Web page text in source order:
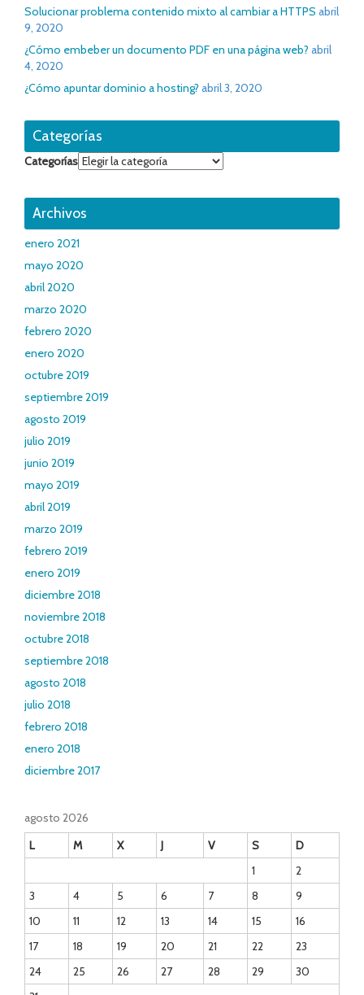
Solucionar problema contenido mixto al cambiar a HTTPS abril
9, 2020
¿Cómo embeber un documento PDF en una página web? abril
4, 2020
¿Cómo apuntar dominio a hosting? abril 3, 2020
Categorías
Categorías
Archivos
enero 2021
mayo 2020
abril 2020
marzo 2020
febrero 2020
enero 2020
octubre 2019
septiembre 2019
agosto 2019
julio 2019
junio 2019
mayo 2019
abril 2019
marzo 2019
febrero 2019
enero 2019
diciembre 2018
noviembre 2018
octubre 2018
septiembre 2018
agosto 2018
julio 2018
febrero 2018
enero 2018
diciembre 2017
agosto 2026
L
M X J V S
D
1
2
3
4 5 6 7 8
9
10
11 12 13 14 15
16
17
18 19 20 21 22
23
24
25 26 27 28 29
30